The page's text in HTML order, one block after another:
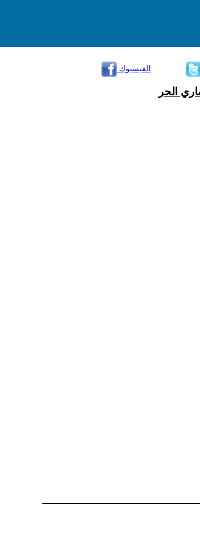
الفيسبوك
الحر